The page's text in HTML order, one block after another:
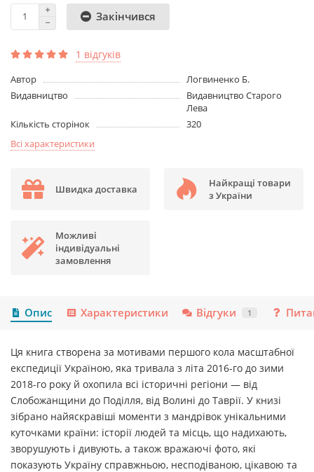
Закінчився
1 відгуків
Aвтор
Логвиненко Б.
Видавництво
Видавництво Старого
Лева
Кількість сторінок
320
Всі характеристики
Швидка доставка
Найкращі товари
з України
Можливі
індивідуальні
замовлення
Опис Характеристики Відгуки 1
Ця ​книга створена за мотивами першого кола масштабної
експедиції Україною, яка тривала з літа 2016-го до зими
2018-го року й охопила всі історичні регіони — ​від
Слобожанщини до Поділля, від Волині до Таврії. У книзі
зібрано найяскравіші моменти з мандрівок унікальними
куточками країни: історії людей та місць, що надихають,
зворушують і дивують, а також вражаючі фото, які
показують Україну справжньою, несподіваною, цікавою та